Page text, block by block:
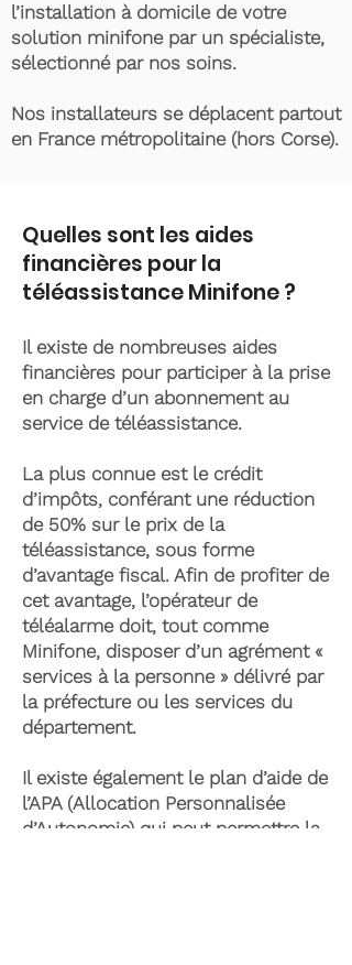
l’installation à domicile de votre
solution minifone par un spécialiste,
sélectionné par nos soins.
Nos installateurs se déplacent partout
en France métropolitaine (hors Corse).
Quelles sont les aides
financières pour la
téléassistance Minifone ?
Il existe de nombreuses aides
financières pour participer à la prise
en charge d’un abonnement au
service de téléassistance.
La plus connue est le crédit
d’impôts, conférant une réduction
de 50% sur le prix de la
téléassistance, sous forme
d’avantage fiscal. Afin de profiter de
cet avantage, l’opérateur de
téléalarme doit, tout comme
Minifone, disposer d’un agrément «
services à la personne » délivré par
la préfecture ou les services du
département.
Il existe également le plan d’aide de
l’APA (Allocation Personnalisée
d’Autonomie) qui peut permettre la